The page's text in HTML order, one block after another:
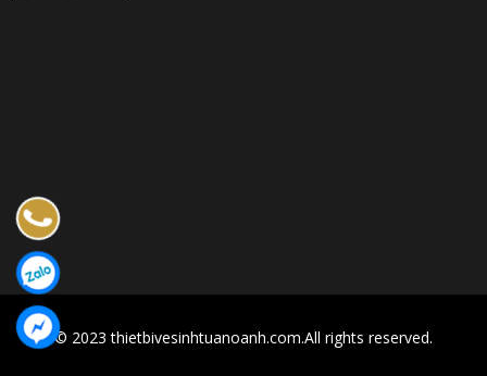
© 2023 thietbivesinhtuanoanh.com.All rights reserved.